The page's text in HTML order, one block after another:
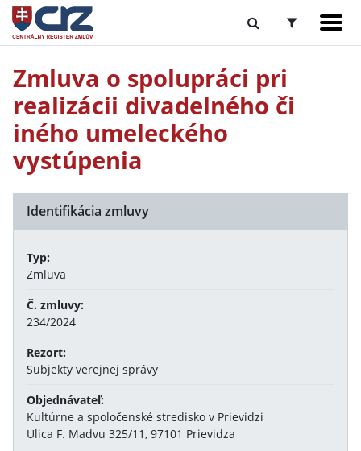
Zmluva o spolupráci pri
realizácii divadelného či
iného umeleckého
vystúpenia
Identifikácia zmluvy
Typ:
Zmluva
Č. zmluvy:
234/2024
Rezort:
Subjekty verejnej správy
Objednávateľ:
Kultúrne a spoločenské stredisko v Prievidzi
Ulica F. Madvu 325/11, 97101 Prievidza